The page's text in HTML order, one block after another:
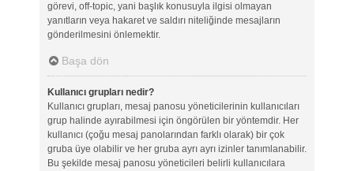
görevi, off-topic, yani başlık konusuyla ilgisi olmayan
yanıtların veya hakaret ve saldırı niteliğinde mesajların
gönderilmesini önlemektir.
Başa dön
Kullanıcı grupları nedir?
Kullanıcı grupları, mesaj panosu yöneticilerinin kullanıcıları
grup halinde ayırabilmesi için öngörülen bir yöntemdir. Her
kullanıcı (çoğu mesaj panolarından farklı olarak) bir çok
gruba üye olabilir ve her gruba ayrı ayrı izinler tanımlanabilir.
Bu şekilde mesaj panosu yöneticileri belirli kullanıcılara